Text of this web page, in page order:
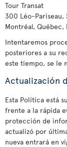
Tour Transat
300 Léo-Pariseau,
Montréal, Québec,
Intentaremos
posteriores a su
este tiempo, se le
Actualización
Esta Política está
frente a la rápida
protección de
actualizó por
nueva entrará en